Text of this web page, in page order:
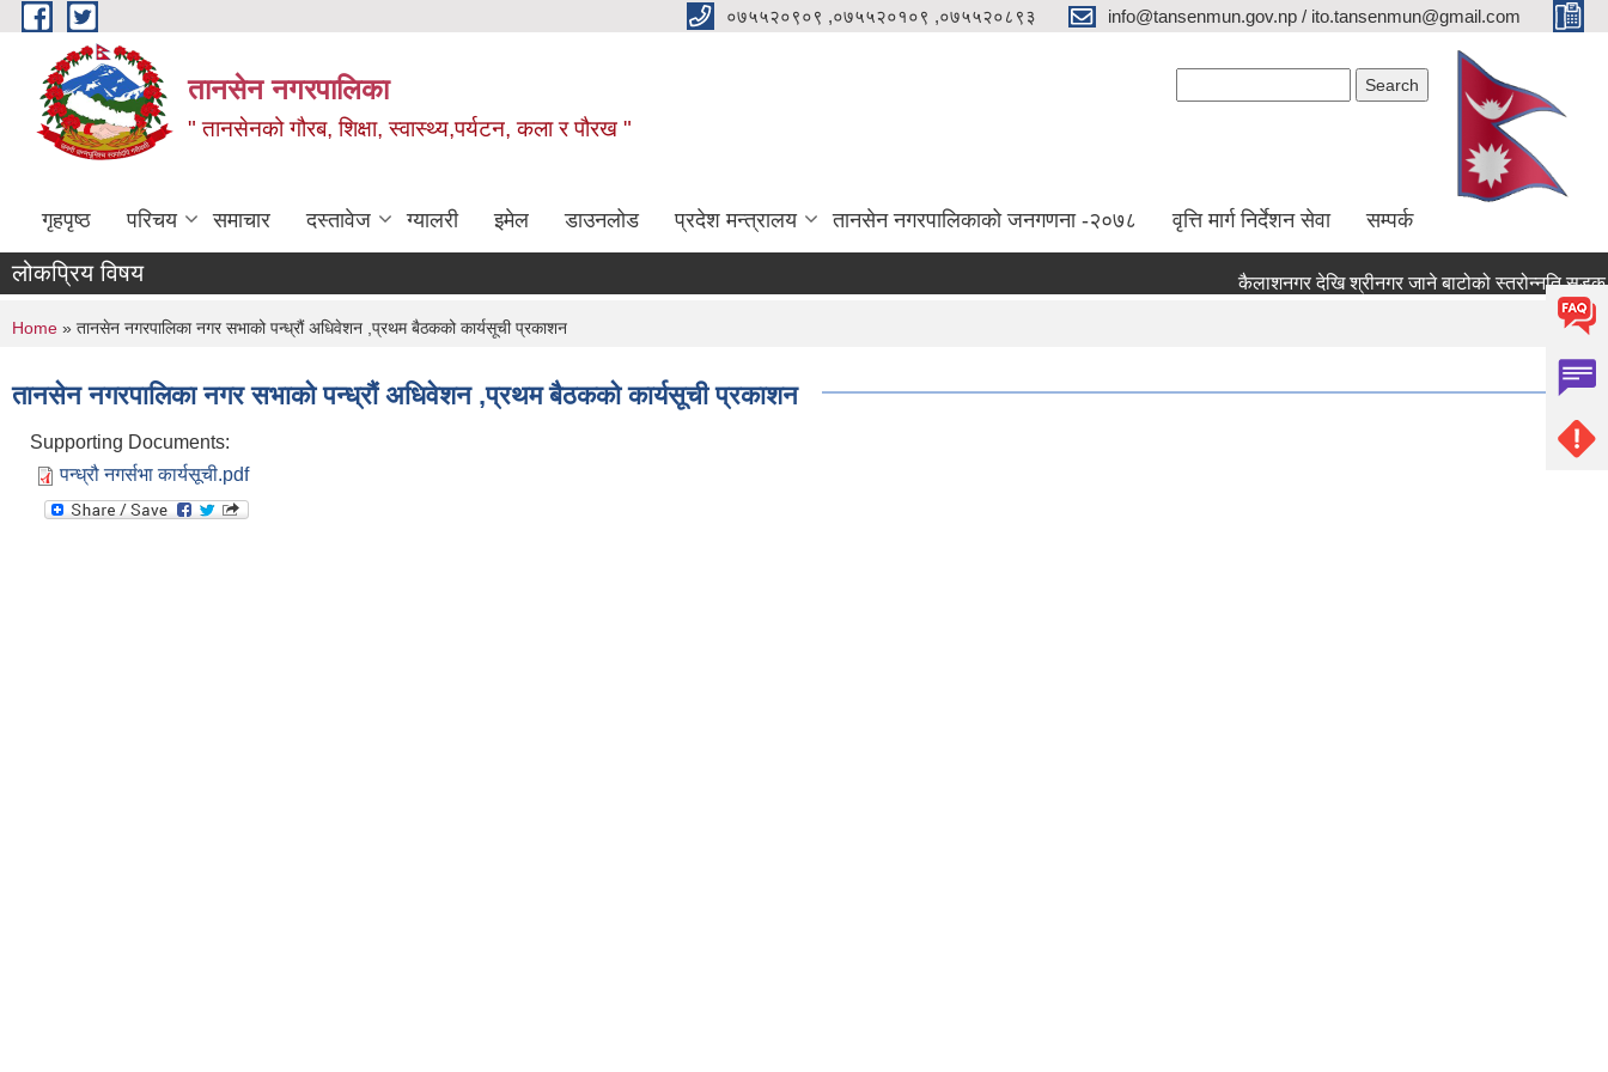
Skip to main content ०७५५२०९०९ ,०७५५२०१०९ ,०७५५२०८९३ info@tansenmun.gov.np / ito.tansenmun@gmail.com
तानसेन नगरपालिका
" तानसेनको गौरब, शिक्षा, स्वास्थ्य,पर्यटन, कला र पौरख "
गृहपृष्ठ परिचय समाचार दस्तावेज ग्यालरी इमेल डाउनलोड प्रदेश मन्त्रालय तानसेन नगरपालिकाको जनगणना -२०७८ वृत्ति मार्ग निर्देशन सेवा सम्पर्क
लोकप्रिय विषय
You are here
Home » तानसेन नगरपालिका नगर सभाको पन्ध्रौं अधिवेशन ,प्रथम बैठकको कार्यसूची प्रकाशन
तानसेन नगरपालिका नगर सभाको पन्ध्रौं अधिवेशन ,प्रथम बैठकको कार्यसूची प्रकाशन
Supporting Documents:
पन्ध्रौ नगर्सभा कार्यसूची.pdf